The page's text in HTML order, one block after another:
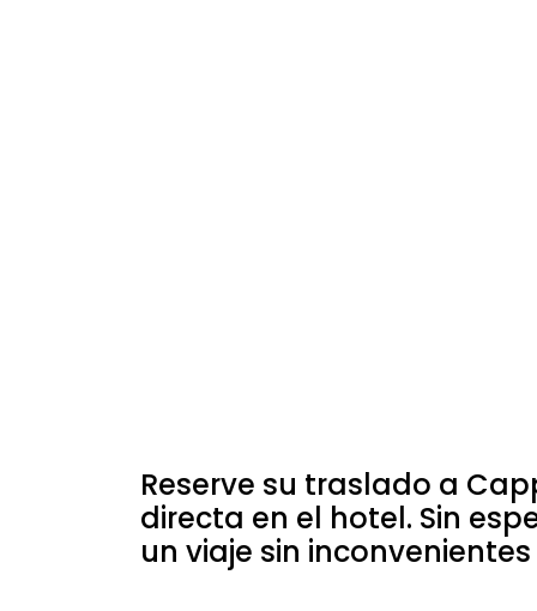
Reserve su traslado a
directa en el hotel. Sin
un viaje sin